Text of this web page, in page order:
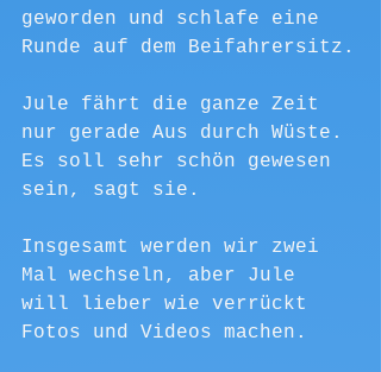
geworden und schlafe eine
Runde auf dem Beifahrersitz.
Jule fährt die ganze Zeit
nur gerade Aus durch Wüste.
Es soll sehr schön gewesen
sein, sagt sie.
Insgesamt werden wir zwei
Mal wechseln, aber Jule
will lieber wie verrückt
Fotos und Videos machen.